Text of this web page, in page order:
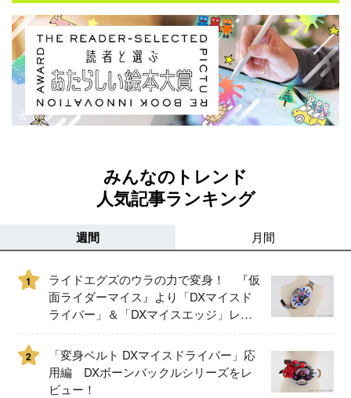
みんなのトレンド
人気記事ランキング
週間 月間
1
ライドエグズのウラの力で変身！ 『仮
面ライダーマイス』より「DXマイスド
ライバー」＆「DXマイスエッジ」レビ
ュー！
2
「変身ベルト DXマイスドライバー」応
用編 DXボーンバックルシリーズをレ
ビュー！